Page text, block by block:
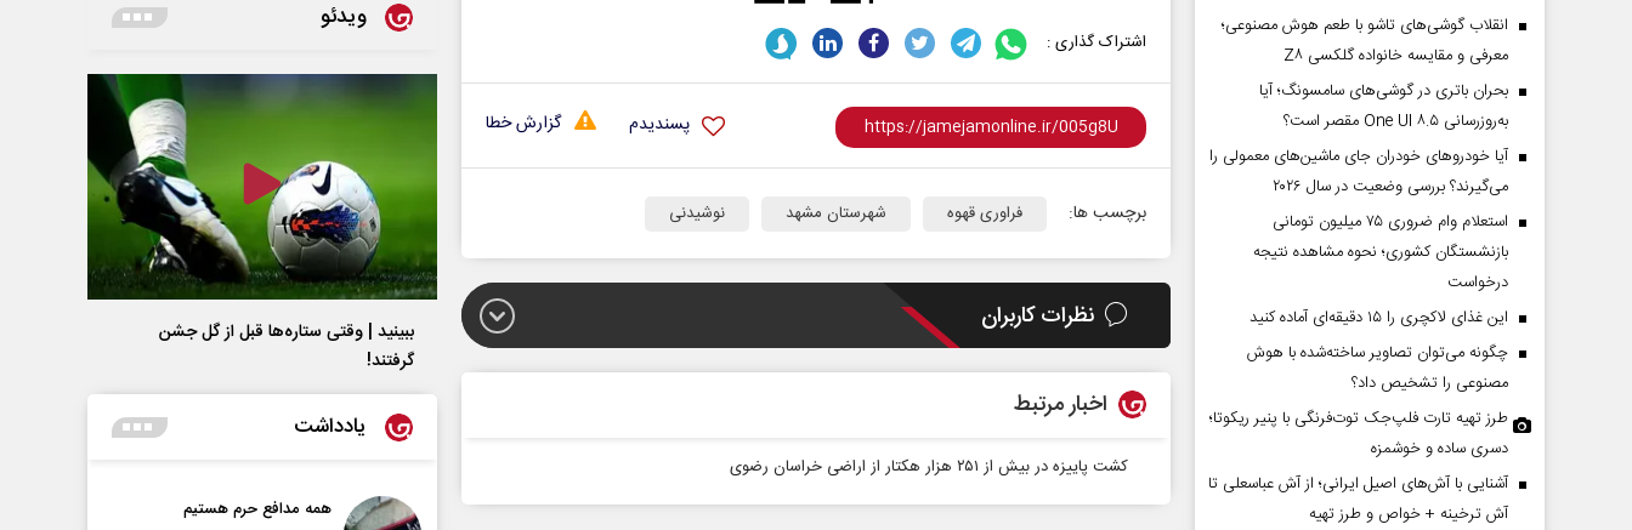
اشتراک گذاری :
گزارش خطا پسندیدم
برچسب ها: فراوری قهوه شهرستان مشهد نوشیدنی
نظرات کاربران
اخبار مرتبط
کشت پاییزه در بیش از ۲۵۱ هزار هکتار از اراضی خراسان رضوی
انقلاب گوشی‌های تاشو‌ با طعم هوش مصنوعی؛
معرفی و مقایسه خانواده گلکسی Z۸
بحران باتری در گوشی‌های سامسونگ؛ آیا
به‌روزرسانی One UI ۸.۵ مقصر است؟
آیا خودروهای خودران جای ماشین‌های معمولی را
می‌گیرند؟ بررسی وضعیت در سال ۲۰۲۶
استعلام وام ضروری ۷۵ میلیون تومانی
بازنشستگان کشوری؛ نحوه مشاهده نتیجه
درخواست
این غذای لاکچری را ۱۵ دقیقه‌ای آماده کنید
چگونه می‌توان تصاویر ساخته‌شده با هوش
مصنوعی را تشخیص داد؟
طرز تهیه تارت فلپ‌جک توت‌فرنگی با پنیر ریکوتا؛
دسری ساده و خوشمزه
آشنایی با آش‌های اصیل ایرانی؛ از آش عباسعلی تا
آش ترخینه + خواص و طرز تهیه
ویدئو
ببینید | وقتی ستاره‌ها قبل از گل جشن
گرفتند!
یادداشت
چرایی عقب‌نشینی ترامپ؟
پشت‌پرده تهدیدات کوتاه‏‌مدت و
اربعین نماد مقاومت در برابر
همه مدافع حرم هستیم حکایت یک تاریخ و دو زندگی